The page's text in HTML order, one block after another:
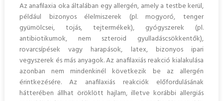
Az anafilaxia oka általában egy allergén, amely a testbe kerül,
például bizonyos élelmiszerek (pl. mogyoró, tenger
gyümölcsei, tojás, tejtermékek), gyógyszerek (pl.
antibiotikumok, nem szteroid gyulladáscsökkentők),
rovarcsípések vagy harapások, latex, bizonyos ipari
vegyszerek és más anyagok. Az anafilaxiás reakció kialakulása
azonban nem mindenkinél következik be az allergén
érintkezésére. Az anafilaxiás reakciók előfordulásának
hátterében állhat öröklött hajlam, illetve korábbi allergiás